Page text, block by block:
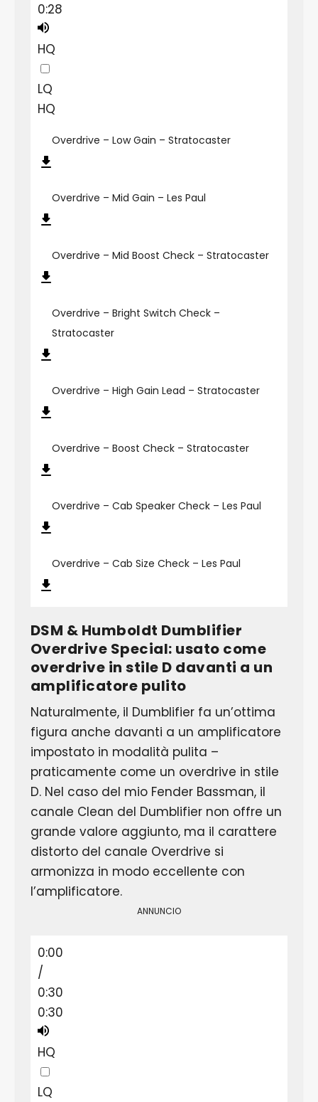
0:28
HQ
LQ
HQ
Overdrive – Low Gain – Stratocaster
Overdrive – Mid Gain – Les Paul
Overdrive – Mid Boost Check – Stratocaster
Overdrive – Bright Switch Check –
Stratocaster
Overdrive – High Gain Lead – Stratocaster
Overdrive – Boost Check – Stratocaster
Overdrive – Cab Speaker Check – Les Paul
Overdrive – Cab Size Check – Les Paul
DSM & Humboldt Dumblifier
Overdrive Special: usato come
overdrive in stile D davanti a un
amplificatore pulito
Naturalmente, il Dumblifier fa un’ottima
figura anche davanti a un amplificatore
impostato in modalità pulita –
praticamente come un overdrive in stile
D. Nel caso del mio Fender Bassman, il
canale Clean del Dumblifier non offre un
grande valore aggiunto, ma il carattere
distorto del canale Overdrive si
armonizza in modo eccellente con
l’amplificatore.
ANNUNCIO
0:00
/
0:30
0:30
HQ
LQ